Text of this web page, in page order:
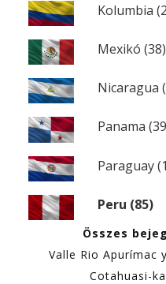
Kolumbia
Mexikó (38)
Nicaragua
Panama
Paraguay
Peru (85)
Összes
Valle Rio Apurímac
Cotahuasi-